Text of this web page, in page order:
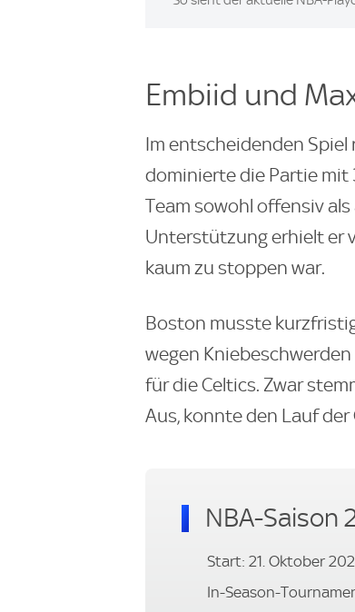
Embiid und
Im entscheidenden Spiel
dominierte die Partie mit
Team sowohl offensiv
Unterstützung erhielt er
kaum zu stoppen war.
Boston musste
wegen
für die Celtics. Zwar
Aus, konnte den Lauf
NBA-Saison
Start: 21. Oktober
In-Season-